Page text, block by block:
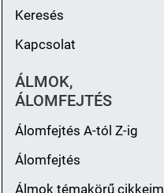
Keresés
Kapcsolat
ÁLMOK,
ÁLOMFEJTÉS
Álomfejtés A-tól Z-ig
Álomfejtés
Álmok témakörű cikkeim